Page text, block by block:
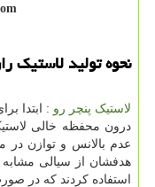
نحوه تولید لاستیک
لاستیک پنچر رو : ابتدا
درون محفظه خالی
عدم بالانس و توازن در
هدفشان از سیالی
استفاده کردند که در